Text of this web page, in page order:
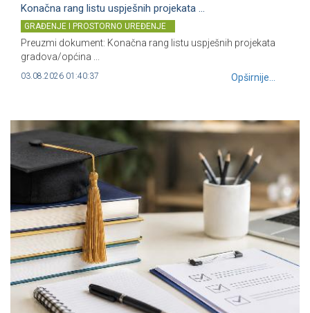
Konačna rang listu uspješnih projekata ...
GRAĐENJE I PROSTORNO UREĐENJE
Preuzmi dokument: Konačna rang listu uspješnih projekata
gradova/općina ...
03.08.2026 01:40:37 Opširnije...